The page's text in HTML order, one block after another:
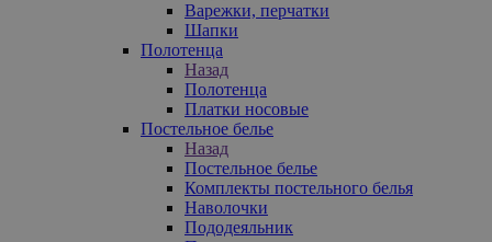
Варежки, перчатки
Шапки
Полотенца
Назад
Полотенца
Платки носовые
Постельное белье
Назад
Постельное белье
Комплекты постельного белья
Наволочки
Пододеяльник